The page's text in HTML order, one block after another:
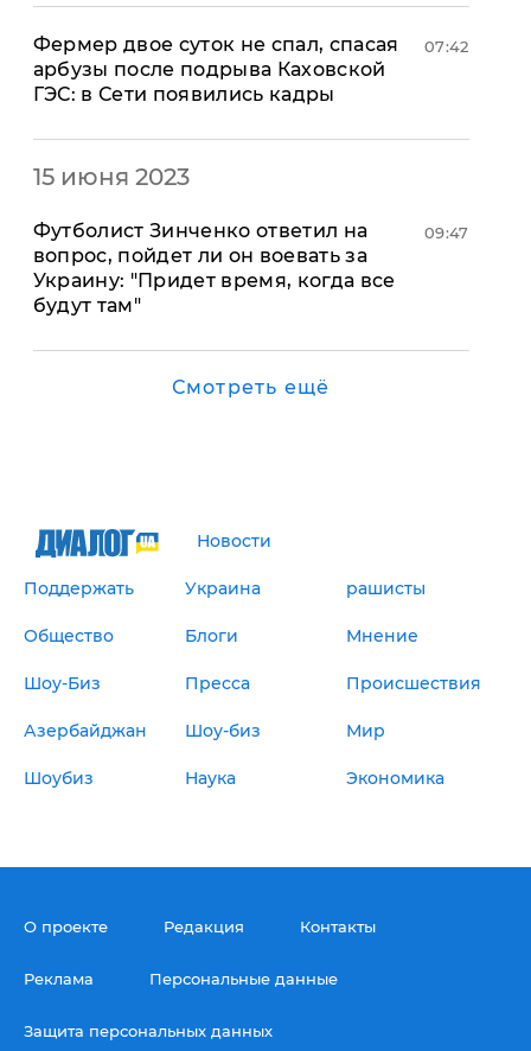
​Фермер двое суток не спал, спасая
арбузы после подрыва Каховской
ГЭС: в Сети появились кадры
07:42
15 июня 2023
Футболист Зинченко ответил на
вопрос, пойдет ли он воевать за
Украину: "Придет время, когда все
будут там"
09:47
Смотреть ещё
Новости
Поддержать Украина рашисты
Общество Блоги Мнение
Шоу-Биз Пресса Происшествия
Азербайджан Шоу-биз Мир
Шоубиз Наука Экономика
О проекте Редакция Контакты
Реклама Персональные данные
Защита персональных данных